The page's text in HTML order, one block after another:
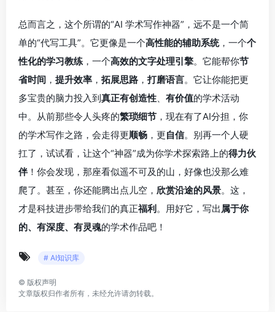
总而言之，这个所谓的“AI 学术写作神器”，远不是一个简
单的“代写工具”。它更像是一个高性能的辅助系统，一个个
性化的学习教练 ，一个高效的文字处理引擎。它能帮你节
省时间 ， 提升效率 ， 拓展思路 ， 打磨语言。它让你能把更
多宝贵的脑力投入到真正有创造性 有价值的学术活动
中。从前那些令人头疼的繁琐细节 ，现在有了AI分担，你
的学术写作之路，会走得更顺畅 ，更自信。别再一个人硬
扛了，试试看，让这个“神器”成为你学术探索路上的得力伙
伴！你会发现，那座看似遥不可及的山，好像也没那么难
爬了。甚至，你还能腾出点儿空， 欣赏沿途的风景。这，
才是科技进步带给我们的真正福利。用好它，写出 属于你
的、有深度、有灵魂的学术作品吧！
# AI知识库
© 版权声明
文章版权归作者所有，未经允许请勿转载。